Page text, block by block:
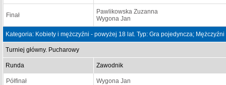
Finał
Pawlikowska Zuzanna
Wygona Jan
Kategoria: Kobiety i mężczyźni - powyżej 18 lat. Typ: Gra pojedyncza; Mężczyźni
Turniej główny. Pucharowy
Runda Zawodnik
Półfinał Wygona Jan